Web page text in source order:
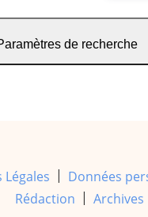
characters for results.
de recherche
| Données
Rédaction | Archives